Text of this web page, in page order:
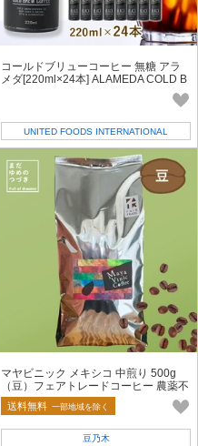
コールドブリューコーヒー 無糖 アラ
メダ[220ml×24本] ALAMEDA COLD B
UNITED FOODS INTERNATIONAL
マヤビニック メキシコ 中煎り 500g
（豆）フェアトレードコーヒー 農薬不
使用【フェアトレード】
送料無料 一部地域を除く
豆乃木